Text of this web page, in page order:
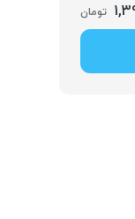
تومان